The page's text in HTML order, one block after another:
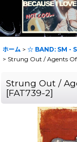
ホーム > ☆ BAND: SM -
> Strung Out / Agents
Strung Out /
[FAT739-2]